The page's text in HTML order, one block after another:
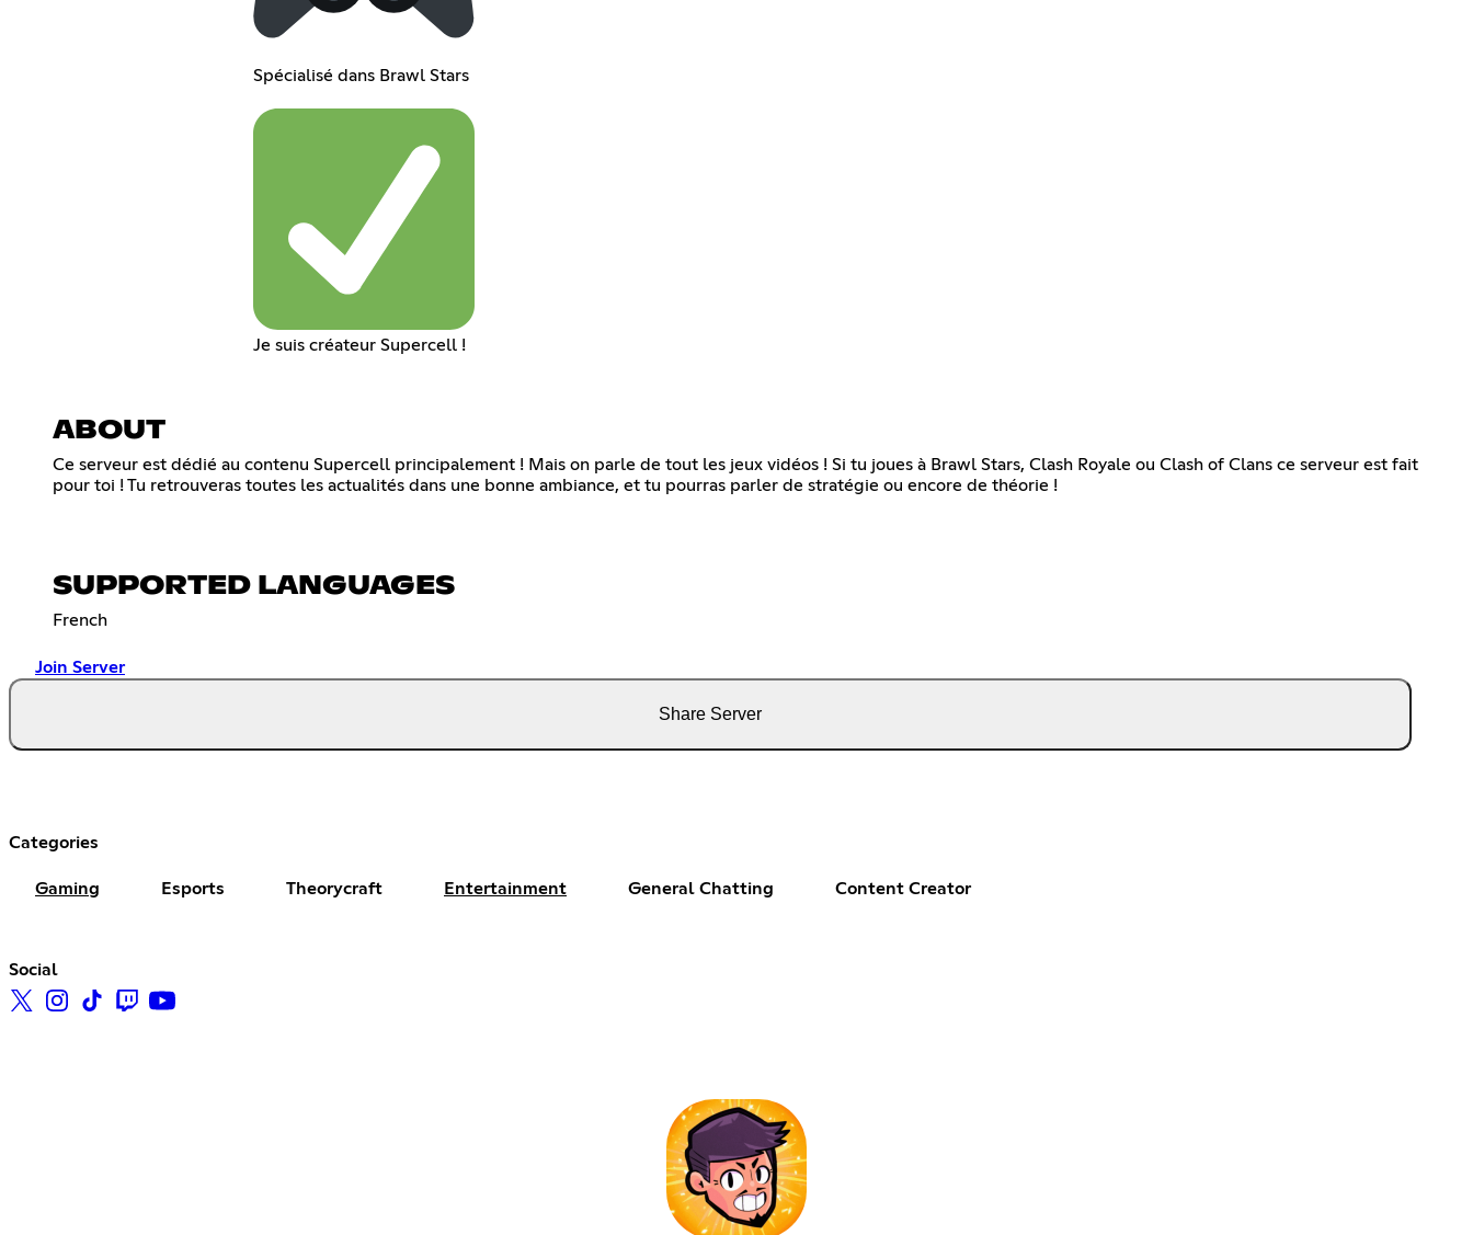
Spécialisé dans Brawl Stars
Je suis créateur Supercell !
ABOUT
Ce serveur est dédié au contenu Supercell principalement ! Mais on parle de tout les jeux vidéos ! Si tu joues à Brawl Stars, Clash Royale ou Clash of Clans ce serveur est fait
pour toi ! Tu retrouveras toutes les actualités dans une bonne ambiance, et tu pourras parler de stratégie ou encore de théorie !
SUPPORTED LANGUAGES
French
Join Server
Share Server
Categories
Gaming Esports Theorycraft Entertainment General Chatting Content Creator
Social